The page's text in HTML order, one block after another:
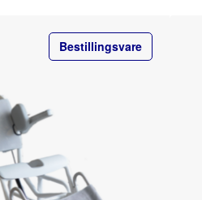
Bestillingsvare